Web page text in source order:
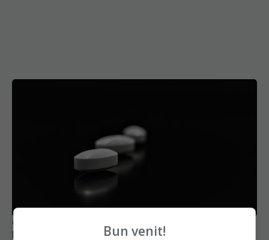
Colebil și Panzcebil, blocate la vânzare în
Bun venit!